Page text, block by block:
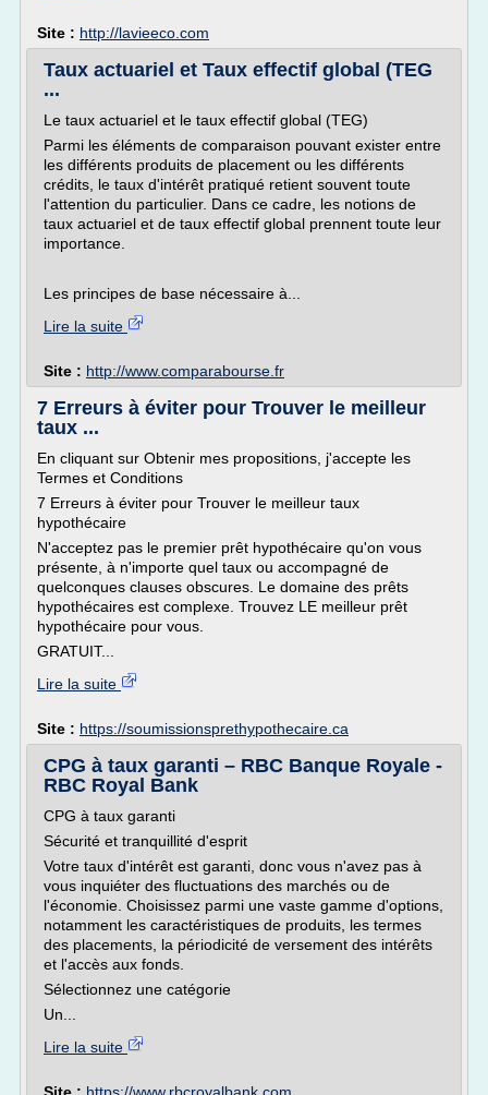
Site : http://lavieeco.com
Taux actuariel et Taux effectif global (TEG
...
Le taux actuariel et le taux effectif global (TEG)
Parmi les éléments de comparaison pouvant exister entre
les différents produits de placement ou les différents
crédits, le taux d'intérêt pratiqué retient souvent toute
l'attention du particulier. Dans ce cadre, les notions de
taux actuariel et de taux effectif global prennent toute leur
importance.
Les principes de base nécessaire à...
Lire la suite
Site : http://www.comparabourse.fr
7 Erreurs à éviter pour Trouver le meilleur
taux ...
En cliquant sur Obtenir mes propositions, j'accepte les
Termes et Conditions
7 Erreurs à éviter pour Trouver le meilleur taux
hypothécaire
N'acceptez pas le premier prêt hypothécaire qu'on vous
présente, à n'importe quel taux ou accompagné de
quelconques clauses obscures. Le domaine des prêts
hypothécaires est complexe. Trouvez LE meilleur prêt
hypothécaire pour vous.
GRATUIT...
Lire la suite
Site : https://soumissionsprethypothecaire.ca
CPG à taux garanti – RBC Banque Royale -
RBC Royal Bank
CPG à taux garanti
Sécurité et tranquillité d'esprit
Votre taux d'intérêt est garanti, donc vous n'avez pas à
vous inquiéter des fluctuations des marchés ou de
l'économie. Choisissez parmi une vaste gamme d'options,
notamment les caractéristiques de produits, les termes
des placements, la périodicité de versement des intérêts
et l'accès aux fonds.
Sélectionnez une catégorie
Un...
Lire la suite